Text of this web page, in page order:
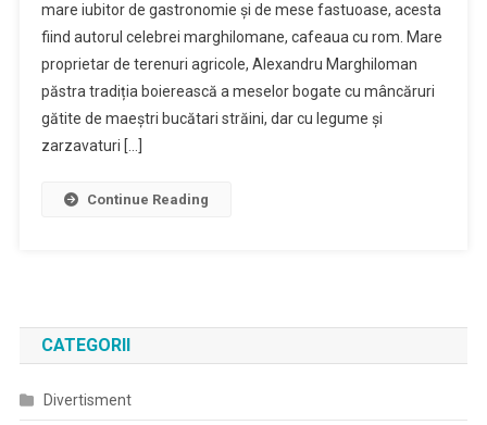
mare iubitor de gastronomie și de mese fastuoase, acesta
fiind autorul celebrei marghilomane, cafeaua cu rom. Mare
proprietar de terenuri agricole, Alexandru Marghiloman
păstra tradiția boierească a meselor bogate cu mâncăruri
gătite de maeștri bucătari străini, dar cu legume și
zarzavaturi […]
Continue Reading
CATEGORII
Divertisment